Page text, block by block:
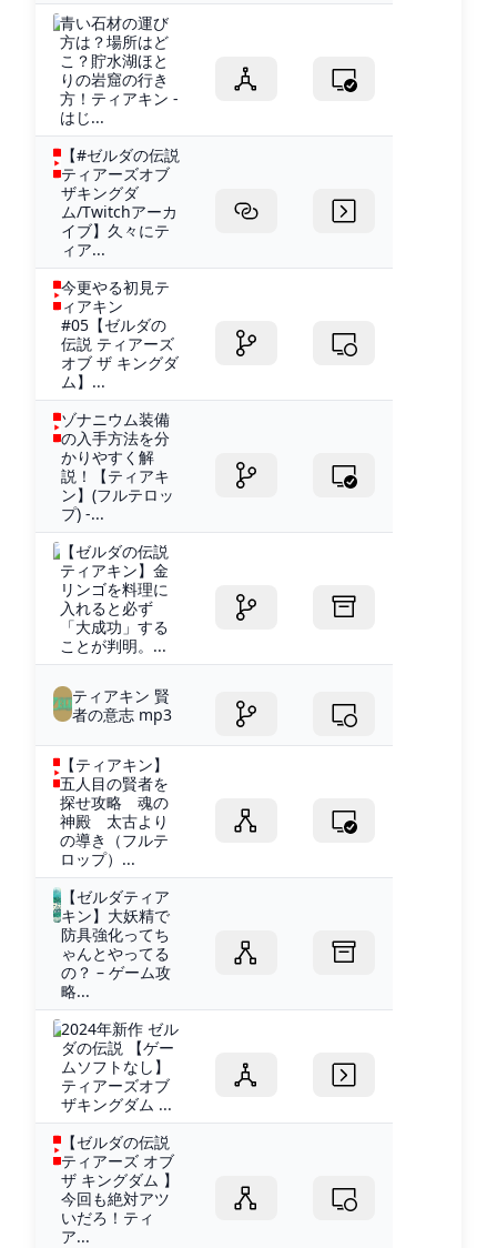
青い石材の運び
方は？場所はど
こ？貯水湖ほと
りの岩窟の行き
方！ティアキン -
はじ...
【#ゼルダの伝説
ティアーズオブ
ザキングダ
ム/Twitchアーカ
イブ】久々にテ
ィア...
今更やる初見テ
ィアキン
#05【ゼルダの
伝説 ティアーズ
オブ ザ キングダ
ム】...
ゾナニウム装備
の入手方法を分
かりやすく解
説！【ティアキ
ン】(フルテロッ
プ) -...
【ゼルダの伝説
ティアキン】金
リンゴを料理に
入れると必ず
「大成功」する
ことが判明。...
ティアキン 賢
者の意志 mp3
【ティアキン】
五人目の賢者を
探せ攻略 魂の
神殿 太古より
の導き（フルテ
ロップ）...
【ゼルダティア
キン】大妖精で
防具強化ってち
ゃんとやってる
の？ – ゲーム攻
略...
2024年新作 ゼル
ダの伝説 【ゲー
ムソフトなし】
ティアーズオブ
ザキングダム ...
【ゼルダの伝説
ティアーズ オブ
ザ キングダム 】
今回も絶対アツ
いだろ！ティ
ア...